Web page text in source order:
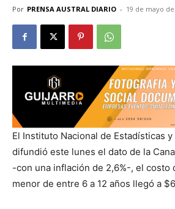
Por PRENSA AUSTRAL DIARIO - 19 de mayo de
El Instituto Nacional de Estadísticas y
difundió este lunes el dato de la
-con una inflación de 2,6%-, el costo
menor de entre 6 a 12 años llegó a